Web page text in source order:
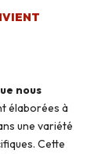
nous
élaborées à
une variété
Cette